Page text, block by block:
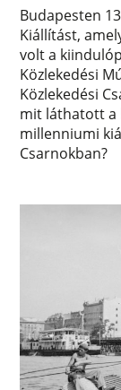
Budapesten
Kiállítást,
volt a
Közlekedési
Közlekedési
mit láthatott a
millenniumi
Csarnokban?